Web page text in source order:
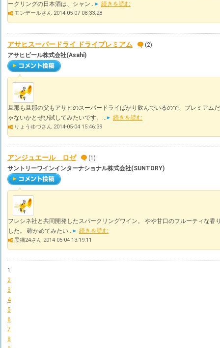
ークリングの日本酒は、シャン...
続きを読む
モンデールさん 2014-05-07 08:33:28
アサヒスーパードライ ドライプレミアム
(2)
アサヒビール株式会社(Asahi)
旦那も旦那の父もアサヒのスーパードライばかり飲んでいるので、プレミアム
ゃないかとぜひ試してみたいです。...
続きを読む
りょうゆづさん 2014-05-04 15:46:39
アンジュエール ロゼ
(1)
サントリーワインインターナショナル株式会社(SUNTORY)
フレシネ社と共同開発したスパークリングワイン。 やや甘口のフルーティな香
した。 確かめてみたい...
続きを読む
黒猫24さん 2014-05-04 13:19:11
1
2
3
4
5
6
7
8